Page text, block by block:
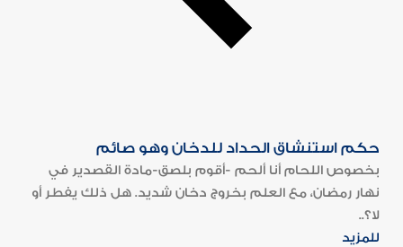
حكم استنشاق الحداد للدخان وهو صائم
بخصوص اللحام أنا ألحم -أقوم بلصق-مادة القصدير في
نهار رمضان، مع العلم بخروج دخان شديد. هل ذلك يفطر أو
لا؟..
للمزيد